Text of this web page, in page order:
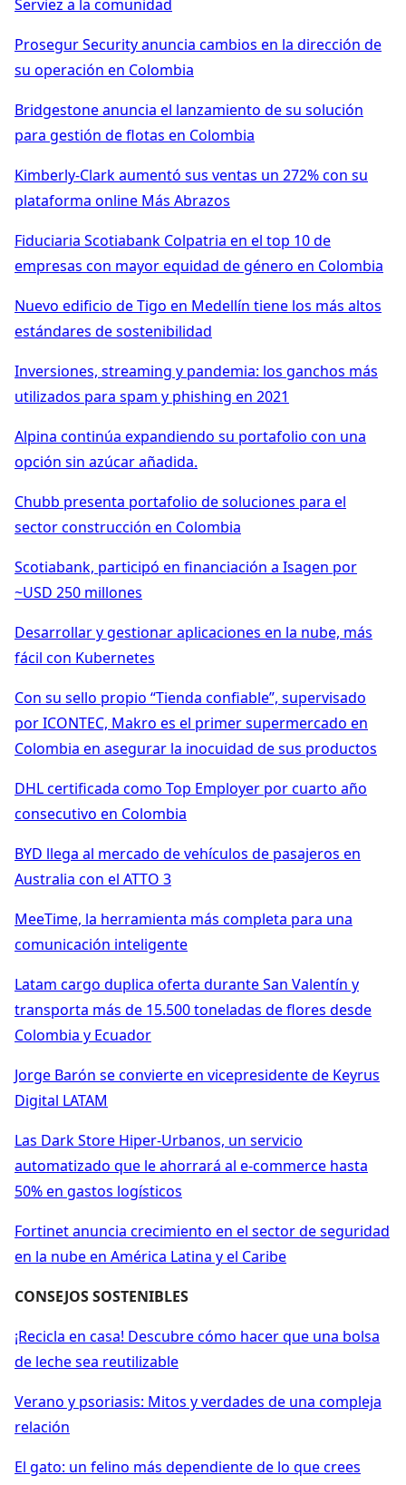
Serviez a la comunidad
Prosegur Security anuncia cambios en la dirección de
su operación en Colombia
Bridgestone anuncia el lanzamiento de su solución
para gestión de flotas en Colombia
Kimberly-Clark aumentó sus ventas un 272% con su
plataforma online Más Abrazos
Fiduciaria Scotiabank Colpatria en el top 10 de
empresas con mayor equidad de género en Colombia
Nuevo edificio de Tigo en Medellín tiene los más altos
estándares de sostenibilidad
Inversiones, streaming y pandemia: los ganchos más
utilizados para spam y phishing en 2021
Alpina continúa expandiendo su portafolio con una
opción sin azúcar añadida.
Chubb presenta portafolio de soluciones para el
sector construcción en Colombia
Scotiabank, participó en financiación a Isagen por
~USD 250 millones
Desarrollar y gestionar aplicaciones en la nube, más
fácil con Kubernetes
Con su sello propio “Tienda confiable”, supervisado
por ICONTEC, Makro es el primer supermercado en
Colombia en asegurar la inocuidad de sus productos
DHL certificada como Top Employer por cuarto año
consecutivo en Colombia
BYD llega al mercado de vehículos de pasajeros en
Australia con el ATTO 3
MeeTime, la herramienta más completa para una
comunicación inteligente
Latam cargo duplica oferta durante San Valentín y
transporta más de 15.500 toneladas de flores desde
Colombia y Ecuador
Jorge Barón se convierte en vicepresidente de Keyrus
Digital LATAM
Las Dark Store Hiper-Urbanos, un servicio
automatizado que le ahorrará al e-commerce hasta
50% en gastos logísticos
Fortinet anuncia crecimiento en el sector de seguridad
en la nube en América Latina y el Caribe
CONSEJOS SOSTENIBLES
¡Recicla en casa! Descubre cómo hacer que una bolsa
de leche sea reutilizable
Verano y psoriasis: Mitos y verdades de una compleja
relación
El gato: un felino más dependiente de lo que crees